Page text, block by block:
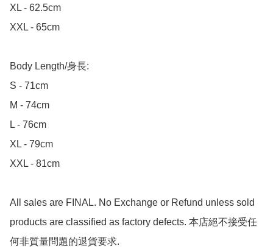
XL - 62.5cm
XXL - 65cm
Body Length/身長:
S - 71cm
M - 74cm
L - 76cm
XL - 79cm
XXL - 81cm
All sales are FINAL. No Exchange or Refund unless sold
products are classified as factory defects. 本店絕不接受任
何非質量問題的退貨要求.